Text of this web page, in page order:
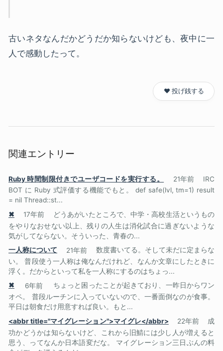
古いネタなんだかどうだか知らないけども、夜中に一
人で感動したって。
❤️ 投げ銭する
関連エントリー
Ruby 時間制限付きでユーザコードを実行する。 21年前
IRC
BOT に Ruby 式評価する機能でもと。 def safe(lvl, tm=1) result
= nil Thread::st...
✖
17年前
どうあがいたところで、中学・高校生活というもの
をやりなおせない以上、残りの人生は消化試合に過ぎないような
気がしてならない。そういった、青春の...
一人称について
21年前
数度書いてる。そして未だに定まらな
い。 普段使う一人称は俺なんだけれど、なんか文章にしたときに
浮く。だからといって私を一人称にするのはちょっ...
✖
6年前
ちょっと困ったことが起きており、一昨日からワン
オペ。 普段ルーチンに入っていないので、一番面倒なのが食事。
平日は朝食だけ用意すれば良い。もと...
<abbr title="マイグレーション">マイグレ</abbr>
22年前
成
功かどうかは知らないけど、これから旧鯖には少し人が増えると
思う、ってなんか日本語変だな。 マイグレーション三日ぶんの料